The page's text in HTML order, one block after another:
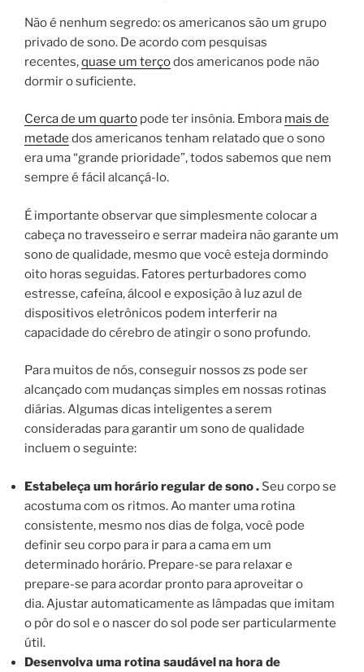
Não é nenhum segredo: os americanos são um grupo
privado de sono. De acordo com pesquisas
recentes,quase um terçodos americanos pode não
dormir o suficiente.
Cerca de um quarto pode ter insônia. Embora mais de
metade dos americanos tenham relatado que o sono
era uma “grande prioridade”, todos sabemos que nem
sempre é fácil alcançá-lo.
É importante observar que simplesmente colocar a
cabeça no travesseiro e serrar madeira não garante um
sono de qualidade, mesmo que você esteja dormindo
oito horas seguidas. Fatores perturbadores como
estresse, cafeína, álcool e exposição à luz azul de
dispositivos eletrônicos podem interferir na
capacidade do cérebro de atingir o sono profundo.
Para muitos de nós, conseguir nossos zs pode ser
alcançado com mudanças simples em nossas rotinas
diárias. Algumas dicas inteligentes a serem
consideradas para garantir um sono de qualidade
incluem o seguinte:
Estabeleça um horário regular de sono. Seu corpo se
acostuma com os ritmos. Ao manter uma rotina
consistente, mesmo nos dias de folga, você pode
definir seu corpo para ir para a cama em um
determinado horário. Prepare-se para relaxar e
prepare-se para acordar pronto para aproveitar o
dia. Ajustar automaticamente as lâmpadas que imitam
o pôr do sol e o nascer do sol pode ser particularmente
útil.
Desenvolva uma rotina saudável na hora de